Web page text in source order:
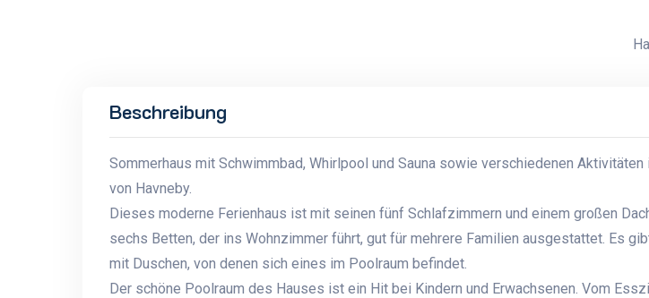
Beschreibung
Sommerhaus mit Schwimmbad, Whirlpool und Sauna sowie verschiedenen Aktivitäten
von Havneby.
Dieses moderne Ferienhaus ist mit seinen fünf Schlafzimmern und einem großen
sechs Betten, der ins Wohnzimmer führt, gut für mehrere Familien ausgestattet. Es
mit Duschen, von denen sich eines im Poolraum befindet.
Der schöne Poolraum des Hauses ist ein Hit bei Kindern und Erwachsenen. Vom